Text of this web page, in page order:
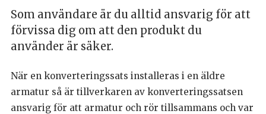
Som användare är du alltid ansvarig för att
förvissa dig om att den produkt du
använder är säker.
När en konverteringssats installeras i en äldre
armatur så är tillverkaren av konverteringssatsen
ansvarig för att armatur och rör tillsammans och var